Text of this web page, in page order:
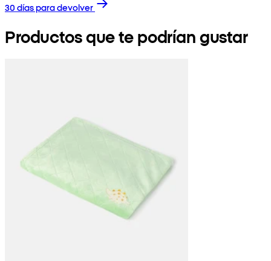
30 días para devolver
Productos que te podrían gustar